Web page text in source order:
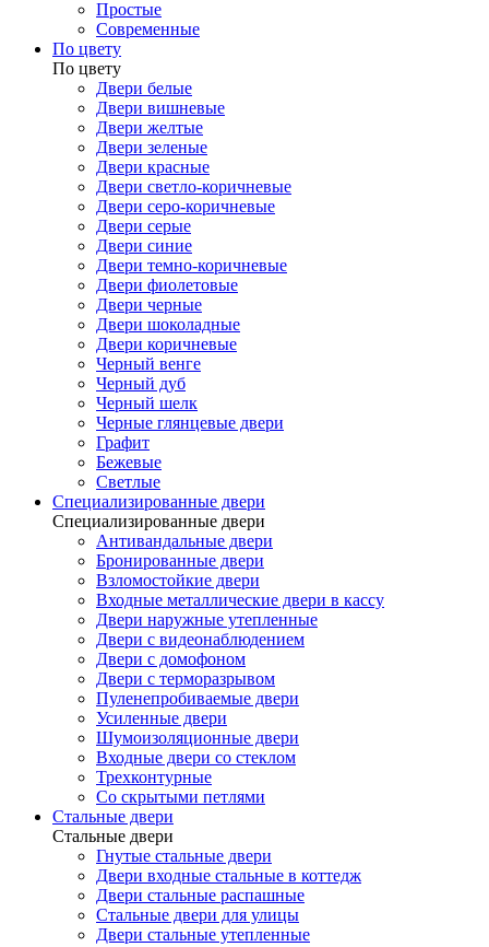
Простые
Современные
По цвету
По цвету
Двери белые
Двери вишневые
Двери желтые
Двери зеленые
Двери красные
Двери светло-коричневые
Двери серо-коричневые
Двери серые
Двери синие
Двери темно-коричневые
Двери фиолетовые
Двери черные
Двери шоколадные
Двери коричневые
Черный венге
Черный дуб
Черный шелк
Черные глянцевые двери
Графит
Бежевые
Светлые
Специализированные двери
Специализированные двери
Антивандальные двери
Бронированные двери
Взломостойкие двери
Входные металлические двери в кассу
Двери наружные утепленные
Двери с видеонаблюдением
Двери с домофоном
Двери с терморазрывом
Пуленепробиваемые двери
Усиленные двери
Шумоизоляционные двери
Входные двери со стеклом
Трехконтурные
Со скрытыми петлями
Стальные двери
Стальные двери
Гнутые стальные двери
Двери входные стальные в коттедж
Двери стальные распашные
Стальные двери для улицы
Двери стальные утепленные